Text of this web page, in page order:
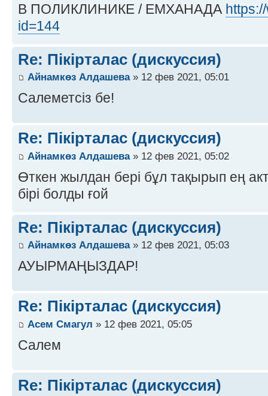
В ПОЛИКЛИНИКЕ / ЕМХАНАДА
id=144
Re: Пікірталас (дискуссия)
Айнамкөз Алдашева» 12 фев 2021, 05:01
Салеметсіз бе!
Re: Пікірталас (дискуссия)
Айнамкөз Алдашева» 12 фев 2021, 05:02
Өткен жылдан бері бұл тақырып ең
бірі болды ғой
Re: Пікірталас (дискуссия)
Айнамкөз Алдашева» 12 фев 2021, 05:03
АУЫРМАҢЫЗДАР!
Re: Пікірталас (дискуссия)
Асем Смагул » 12 фев 2021, 05:05
Салем
Re: Пікірталас (дискуссия)